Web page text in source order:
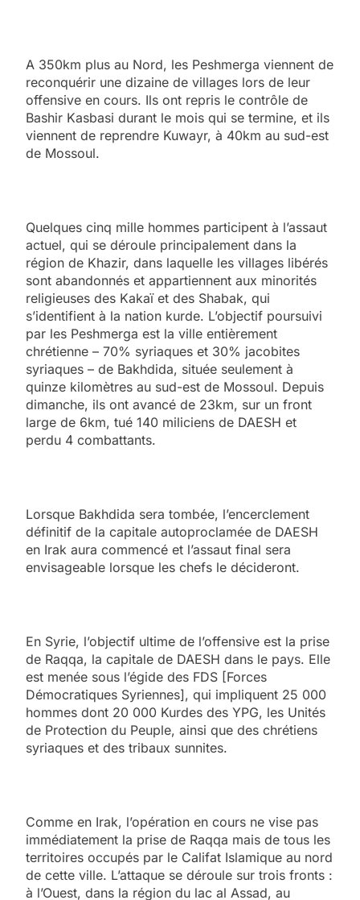
A 350km plus au Nord, les Peshmerga viennent de
reconquérir une dizaine de villages lors de leur
offensive en cours. Ils ont repris le contrôle de
Bashir Kasbasi durant le mois qui se termine, et ils
viennent de reprendre Kuwayr, à 40km au sud-est
de Mossoul.
Quelques cinq mille hommes participent à l’assaut
actuel, qui se déroule principalement dans la
région de Khazir, dans laquelle les villages libérés
sont abandonnés et appartiennent aux minorités
religieuses des Kakaï et des Shabak, qui
s’identifient à la nation kurde. L’objectif poursuivi
par les Peshmerga est la ville entièrement
chrétienne – 70% syriaques et 30% jacobites
syriaques – de Bakhdida, située seulement à
quinze kilomètres au sud-est de Mossoul. Depuis
dimanche, ils ont avancé de 23km, sur un front
large de 6km, tué 140 miliciens de DAESH et
perdu 4 combattants.
Lorsque Bakhdida sera tombée, l’encerclement
définitif de la capitale autoproclamée de DAESH
en Irak aura commencé et l’assaut final sera
envisageable lorsque les chefs le décideront.
En Syrie, l’objectif ultime de l’offensive est la prise
de Raqqa, la capitale de DAESH dans le pays. Elle
est menée sous l’égide des FDS [Forces
Démocratiques Syriennes], qui impliquent 25 000
hommes dont 20 000 Kurdes des YPG, les Unités
de Protection du Peuple, ainsi que des chrétiens
syriaques et des tribaux sunnites.
Comme en Irak, l’opération en cours ne vise pas
immédiatement la prise de Raqqa mais de tous les
territoires occupés par le Califat Islamique au nord
de cette ville. L’attaque se déroule sur trois fronts :
à l’Ouest, dans la région du lac al Assad, au